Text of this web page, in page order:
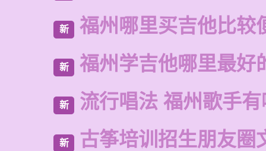
新 福州哪里买吉他比较
新 福州学吉他哪里最好
新 流行唱法 福州歌手
新 古筝培训招生朋友圈